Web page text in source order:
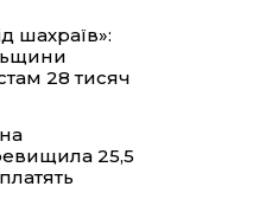
шахраїв»:
28 тисяч
25,5